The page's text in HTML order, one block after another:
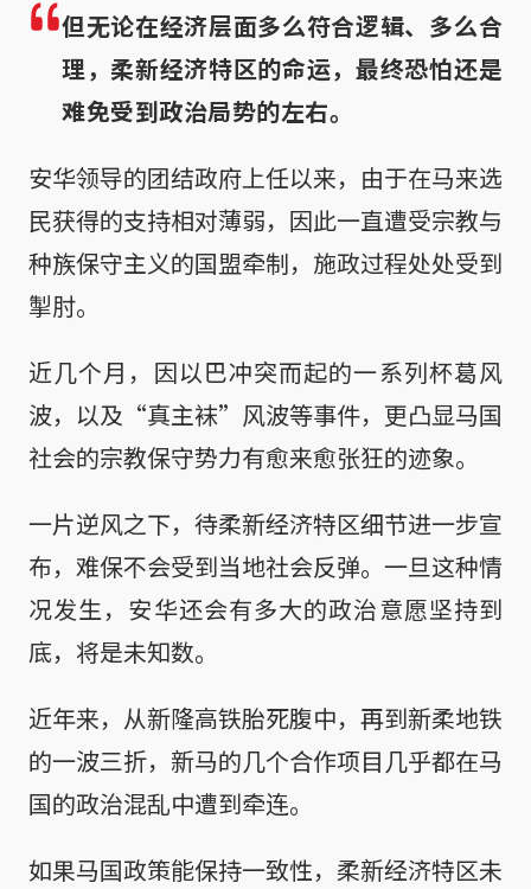
但无论在经济层面多么符合逻辑、多么合
理，柔新经济特区的命运，最终恐怕还是
难免受到政治局势的左右。
安华领导的团结政府上任以来，由于在马来选
民获得的支持相对薄弱，因此一直遭受宗教与
种族保守主义的国盟牵制，施政过程处处受到
掣肘。
近几个月，因以巴冲突而起的一系列杯葛风
波，以及“真主袜”风波等事件，更凸显马国
社会的宗教保守势力有愈来愈张狂的迹象。
一片逆风之下，待柔新经济特区细节进一步宣
布，难保不会受到当地社会反弹。一旦这种情
况发生，安华还会有多大的政治意愿坚持到
底，将是未知数。
近年来，从新隆高铁胎死腹中，再到新柔地铁
的一波三折，新马的几个合作项目几乎都在马
国的政治混乱中遭到牵连。
如果马国政策能保持一致性，柔新经济特区未